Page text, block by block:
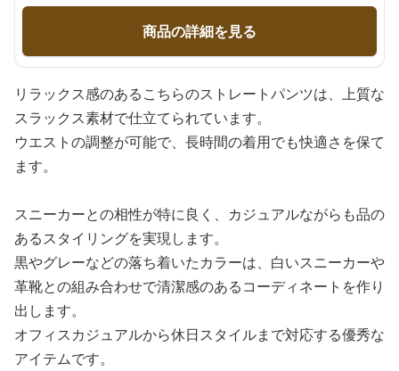
商品の詳細を見る
リラックス感のあるこちらのストレートパンツは、上質な
スラックス素材で仕立てられています。
ウエストの調整が可能で、長時間の着用でも快適さを保て
ます。
スニーカーとの相性が特に良く、カジュアルながらも品の
あるスタイリングを実現します。
黒やグレーなどの落ち着いたカラーは、白いスニーカーや
革靴との組み合わせで清潔感のあるコーディネートを作り
出します。
オフィスカジュアルから休日スタイルまで対応する優秀な
アイテムです。